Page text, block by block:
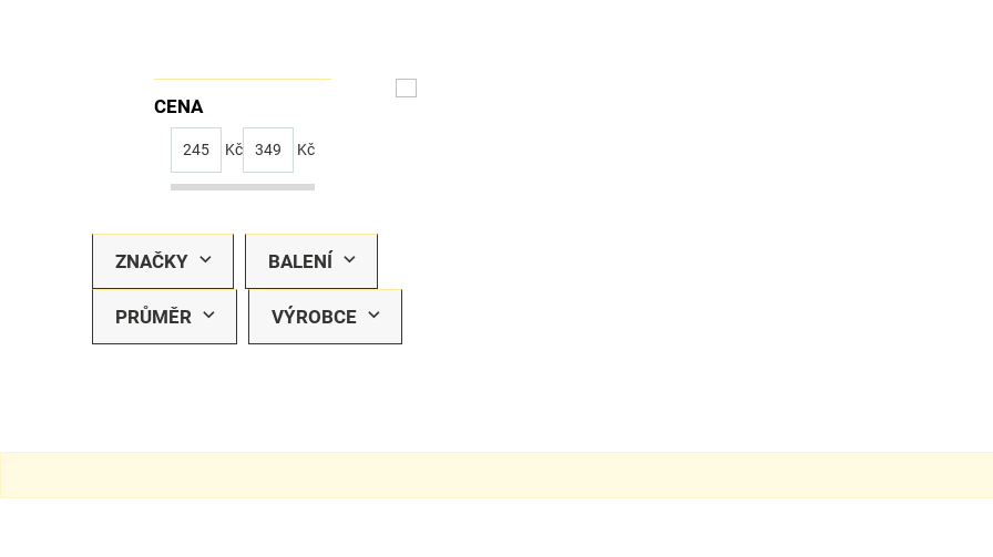
CENA
245 Kč 349 Kč
ZNAČKY BALENÍ
PRŮMĚR VÝROBCE